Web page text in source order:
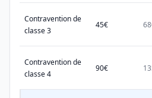
Contravention de
classe 3
45€
Contravention de
classe 4
90€